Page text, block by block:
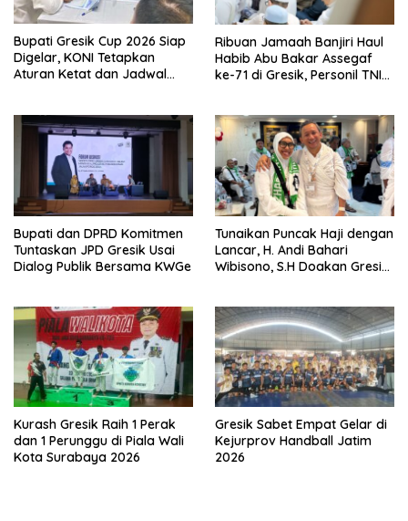
Bupati Gresik Cup 2026 Siap
Digelar, KONI Tetapkan
Aturan Ketat dan Jadwal
Ribuan Jamaah Banjiri Haul
Habib Abu Bakar Assegaf
ke-71 di Gresik, Personil TNI
Bupati dan DPRD Komitmen
Tuntaskan JPD Gresik Usai
Dialog Publik Bersama KWGe
Tunaikan Puncak Haji dengan
Lancar, H. Andi Bahari
Wibisono, S.H Doakan Gresik
Kurash Gresik Raih 1 Perak
dan 1 Perunggu di Piala Wali
Kota Surabaya 2026
Gresik Sabet Empat Gelar di
Kejurprov Handball Jatim
2026